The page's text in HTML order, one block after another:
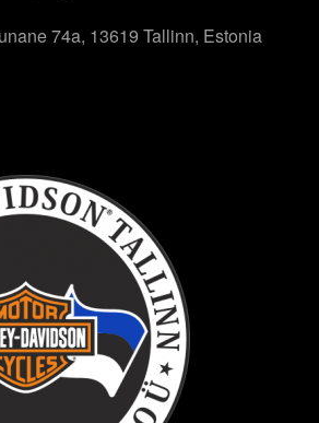
74a, 13619 Tallinn, Estonia